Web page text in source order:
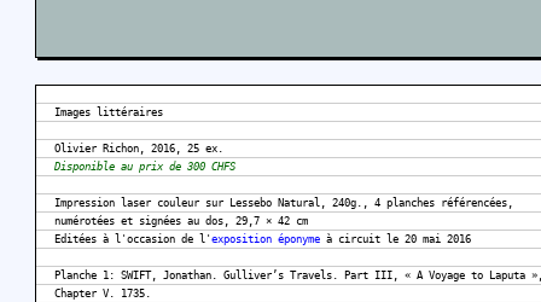
Images littéraires
Olivier Richon, 2016, 25 ex.
Disponible au prix de 300 CHFS
Impression laser couleur sur Lessebo Natural, 240g., 4 planches référencées,
numérotées et signées au dos, 29,7 × 42 cm
Editées à l'occasion de l' exposition éponyme à circuit le 20 mai 2016
Planche 1: SWIFT, Jonathan. Gulliver’s Travels. Part III, « A Voyage to Laputa
Chapter V. 1735.